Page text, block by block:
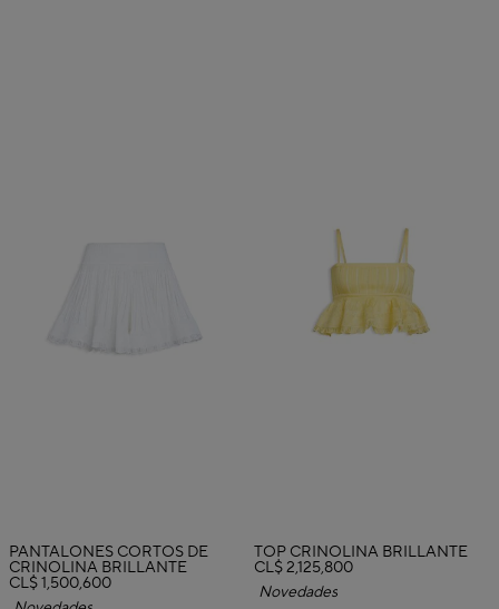
PANTALONES CORTOS DE
CRINOLINA BRILLANTE
CL$ 1,500,600
TOP CRINOLINA BRILLANTE
CL$ 2,125,800
Novedades